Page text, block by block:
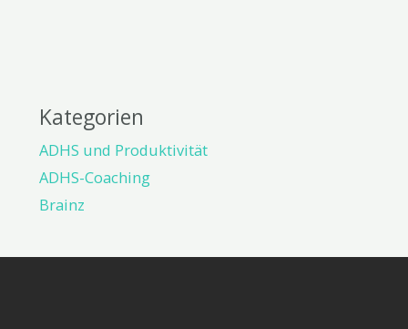
Kategorien
ADHS und Produktivität
ADHS-Coaching
Brainz